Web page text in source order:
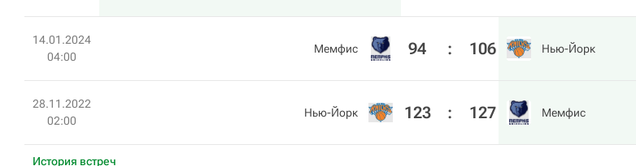
14.01.2024
04:00
Мемфис 94 : 106 Нью-Йорк
28.11.2022
02:00
Нью-Йорк 123 : 127 Мемфис
История встреч